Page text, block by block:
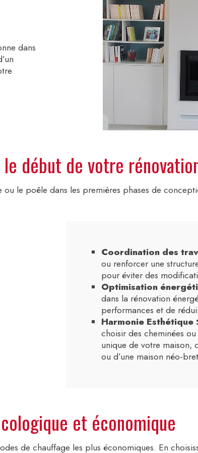
dans
début de votre
le poêle dans les premières phases de
Coordination des
ou renforcer une
pour éviter des
Optimisation
dans la rénovation
performances et de
Harmonie Esthétique :
choisir des cheminées
unique de votre maison,
ou d’une maison néo-
et économique
de chauffage les plus économiques. En